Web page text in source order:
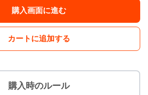
購入画面に進む
カートに追加する
購入時のルール